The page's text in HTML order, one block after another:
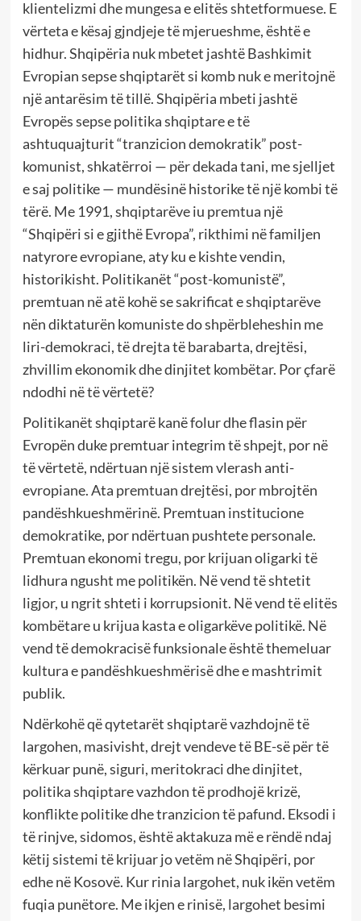
klientelizmi dhe mungesa e elitës shtetformuese. E
vërteta e kësaj gjndjeje të mjerueshme, është e
hidhur. Shqipëria nuk mbetet jashtë Bashkimit
Evropian sepse shqiptarët si komb nuk e meritojnë
një antarësim të tillë. Shqipëria mbeti jashtë
Evropës sepse politika shqiptare e të
ashtuquajturit “tranzicion demokratik” post-
komunist, shkatërroi — për dekada tani, me sjelljet
e saj politike — mundësinë historike të një kombi të
tërë. Me 1991, shqiptarëve iu premtua një
“Shqipëri si e gjithë Evropa”, rikthimi në familjen
natyrore evropiane, aty ku e kishte vendin,
historikisht. Politikanët “post-komunistë”,
premtuan në atë kohë se sakrificat e shqiptarëve
nën diktaturën komuniste do shpërbleheshin me
liri-demokraci, të drejta të barabarta, drejtësi,
zhvillim ekonomik dhe dinjitet kombëtar. Por çfarë
ndodhi në të vërtetë?
Politikanët shqiptarë kanë folur dhe flasin për
Evropën duke premtuar integrim të shpejt, por në
të vërtetë, ndërtuan një sistem vlerash anti-
evropiane. Ata premtuan drejtësi, por mbrojtën
pandëshkueshmërinë. Premtuan institucione
demokratike, por ndërtuan pushtete personale.
Premtuan ekonomi tregu, por krijuan oligarki të
lidhura ngusht me politikën. Në vend të shtetit
ligjor, u ngrit shteti i korrupsionit. Në vend të elitës
kombëtare u krijua kasta e oligarkëve politikë. Në
vend të demokracisë funksionale është themeluar
kultura e pandëshkueshmërisë dhe e mashtrimit
publik.
Ndërkohë që qytetarët shqiptarë vazhdojnë të
largohen, masivisht, drejt vendeve të BE-së për të
kërkuar punë, siguri, meritokraci dhe dinjitet,
politika shqiptare vazhdon të prodhojë krizë,
konflikte politike dhe tranzicion të pafund. Eksodi i
të rinjve, sidomos, është aktakuza më e rëndë ndaj
këtij sistemi të krijuar jo vetëm në Shqipëri, por
edhe në Kosovë. Kur rinia largohet, nuk ikën vetëm
fuqia punëtore. Me ikjen e rinisë, largohet besimi